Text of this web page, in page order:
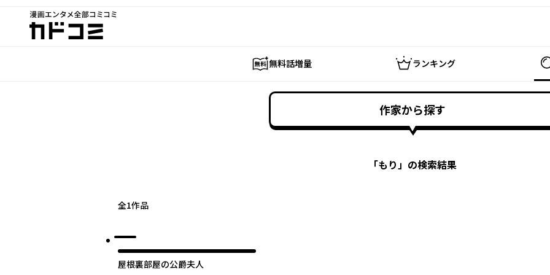
漫画エンタメ全部コミコミ
カドコミ
無料話増量 ランキング
作家から探す
「もり」の検索結果
全1作品
屋根裏部屋の公爵夫人